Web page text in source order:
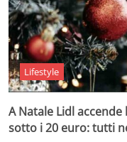
Lifestyle
A Natale Lidl
sotto i 20 euro: tutti